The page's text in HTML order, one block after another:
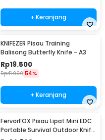
+ Keranjang
KNIFEZER Pisau Training
Balisong Butterfly Knife - A3
Rp19.500
Rp41.900 54%
+ Keranjang
FervorFOX Pisau Lipat Mini EDC
Portable Survival Outdoor Knife